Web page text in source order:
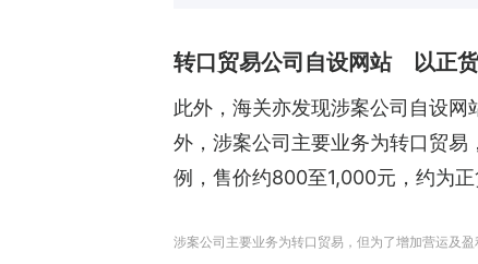
转口贸易公司自设网站 以正
此外，海关亦发现涉案公司自设
外，涉案公司主要业务为转口贸
例，售价约800至1,000元，约为正
涉案公司主要业务为转口贸易，但为了增加营运及